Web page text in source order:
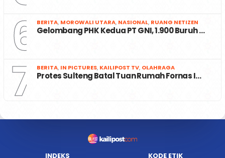
6 BERITA, MOROWALI UTARA, NASIONAL, RUANG NETIZEN
Gelombang PHK Kedua PT GNI, 1.900 Buruh …
7 BERITA, IN PICTURES, KAILIPOST TV, OLAHRAGA
Protes Sulteng Batal Tuan Rumah Fornas I…
INDEKS KODE ETIK